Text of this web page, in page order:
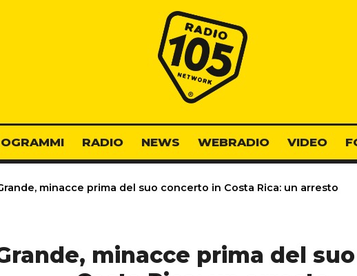
Radio 105
RADIO NEWS WEBRADIO VIDEO
minacce prima del suo concerto in Costa Rica: un arresto
minacce prima del